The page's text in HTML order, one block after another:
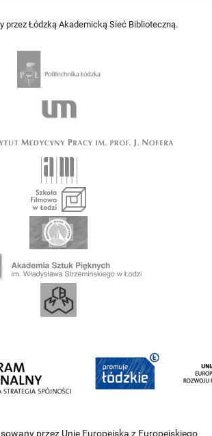
przez Łódzką Akademicką Sieć Biblioteczną.
przez Unię Europejską z Europejskiego